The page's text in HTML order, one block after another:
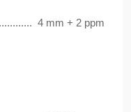
4 mm + 2 ppm